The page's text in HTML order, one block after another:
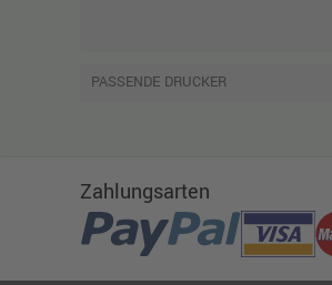
PASSENDE DRUCKER
Zahlungsarten